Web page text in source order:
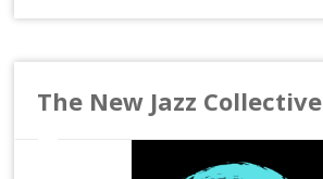
The New Jazz Collective